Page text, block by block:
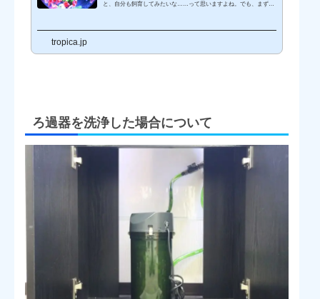
と、自分も飼育してみたいな……って思いますよね。でも、まずは
てしまうことも、しばしば…。ですが美しく健康な水槽を保つため
tropica.jp
ろ過器を洗浄した場合について